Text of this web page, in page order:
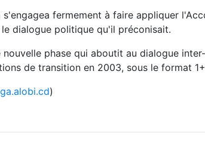
fermement à faire appliquer
dialogue politique qu'il préconisait.
phase qui aboutit au dialogue inter-
de transition en 2003, sous le format
)